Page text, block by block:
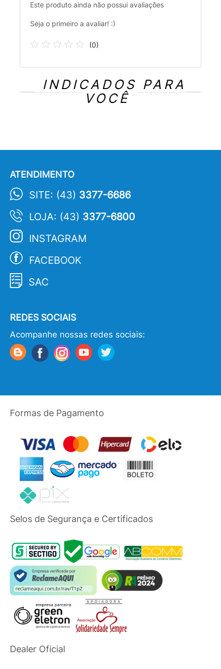
Este produto ainda não possui avaliações
Seja o primeiro a avaliar! :)
(0)
INDICADOS PARA
VOCÊ
ATENDIMENTO
SITE: (43) 3377-6686
LOJA: (43) 3377-6800
INSTAGRAM
FACEBOOK
SAC
REDES SOCIAIS
Acompanhe nossas redes sociais:
Formas de Pagamento
Selos de Segurança e Certificados
Dealer Oficial